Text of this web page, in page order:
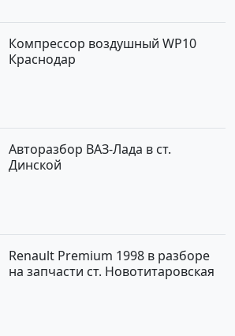
Компрессор воздушный WP10
Краснодар
Авторазбор ВАЗ-Лада в ст.
Динской
Renault Premium 1998 в разборе
на запчасти ст. Новотитаровская